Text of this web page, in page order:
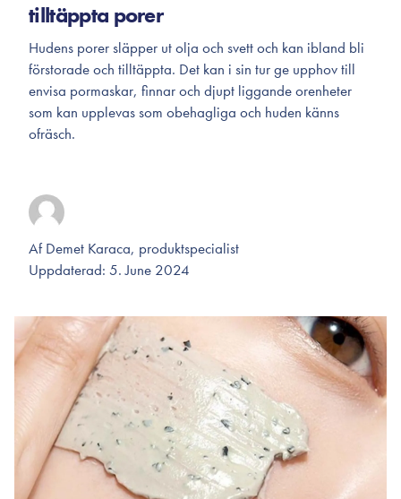
tilltäppta porer
Hudens porer släpper ut olja och svett och kan ibland bli
förstorade och tilltäppta. Det kan i sin tur ge upphov till
envisa pormaskar, finnar och djupt liggande orenheter
som kan upplevas som obehagliga och huden känns
ofräsch.
Af Demet Karaca, produktspecialist
Uppdaterad: 5. June 2024